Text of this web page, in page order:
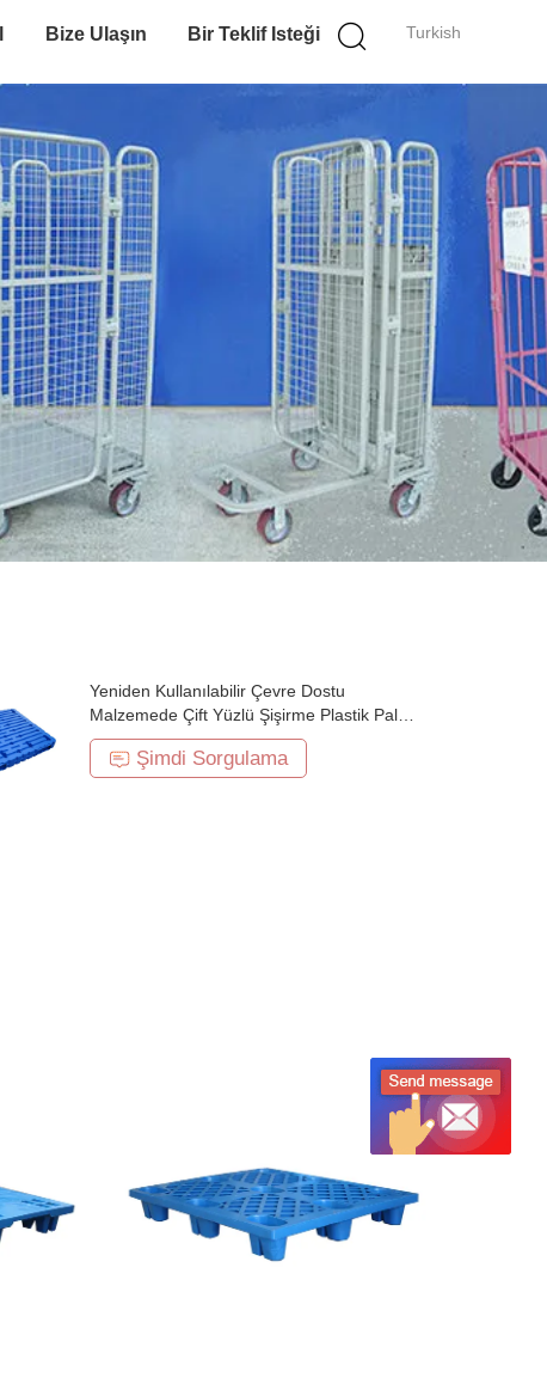
Turkish
Bize Ulaşın Bir Teklif Isteği
Yeniden Kullanılabilir Çevre Dostu
Malzemede Çift Yüzlü Şişirme Plastik Palet
Tepsisi Kapalı Güverte Tipi
Şimdi Sorgulama